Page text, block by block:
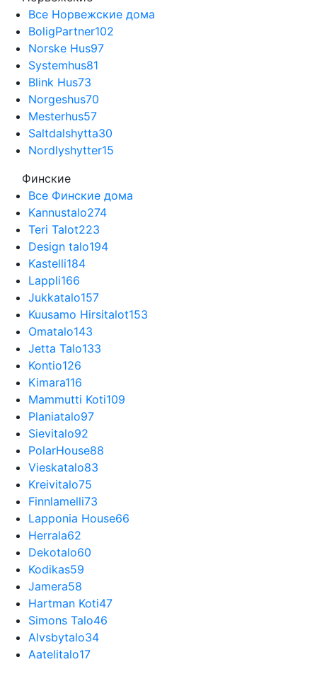
Все Норвежские дома
BoligPartner102
Norske Hus97
Systemhus81
Blink Hus73
Norgeshus70
Mesterhus57
Saltdalshytta30
Nordlyshytter15
Финские
Все Финские дома
Kannustalo274
Teri Talot223
Design talo194
Kastelli184
Lappli166
Jukkatalo157
Kuusamo Hirsitalot153
Omatalo143
Jetta Talo133
Kontio126
Kimara116
Mammutti Koti109
Planiatalo97
Sievitalo92
PolarHouse88
Vieskatalo83
Kreivitalo75
Finnlamelli73
Lapponia House66
Herrala62
Dekotalo60
Kodikas59
Jamera58
Hartman Koti47
Simons Talo46
Alvsbytalo34
Aatelitalo17